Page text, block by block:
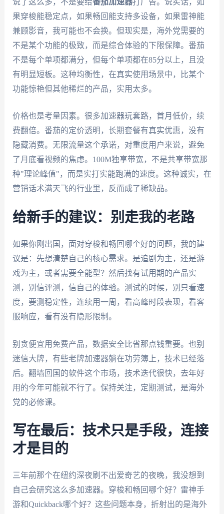
果穿梭能稳定点，如果畅回能支持多设备，如果雷神能
兼顾影音，我可能也不会换。但现实是，海外党需要的
不是某个功能的极致，而是综合体验的下限保障。番茄
不是每个单项都满分，但每个单项都在85分以上，且没
有明显短板。这种均衡性，在真实使用场景中，比某个
功能惊艳但其他稀烂的产品，实用太多。
价格也是考量因素。很多加速器玩套路，首月低价，续
费翻倍。番茄的定价透明，长期套餐有真实优惠，没有
隐藏消费。无限流量这个承诺，对重度用户来说，避免
了月底看视频的焦虑。100M独享带宽，不是共享带宽那
种"理论峰值"，而是实打实能跑满的速度。这种诚实，在
营销话术满天飞的行业里，反而成了稀缺品。
给新手的建议：别走我的老路
如果你刚出国，面对穿梭和畅回哪个好的问题，我的建
议是：先想清楚自己的核心需求。是追剧为主，还是游
戏为主，或者需要全能型？然后找有试用期的产品实
测，别信评测，信自己的体验。测试的时候，别只看速
度，要测稳定性，连续用一周，看高峰时段表现，看客
服响应，看有没有隐形限制。
别贪便宜用免费产品，数据安全比省那点钱重要。也别
迷信大牌，有些老牌加速器躺在功劳簿上，技术已经落
后。翻墙回国的软件这个市场，技术迭代很快，去年好
用的今年可能就不行了。保持关注，定期测试，是海外
党的必修课。
写在最后：技术只是手段，连接
才是目的
三年前那个在纽约深夜刷不出爱奇艺的夜晚，我没想到
自己会研究这么多加速器。穿梭和畅回哪个好？雷神手
游和Quickback哪个好？这些问题本身，折射出的是海外